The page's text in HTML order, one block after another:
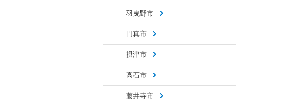
羽曳野市
門真市
摂津市
高石市
藤井寺市